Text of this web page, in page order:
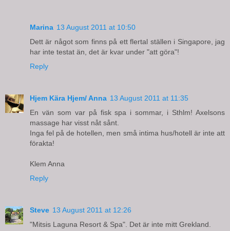
Marina 13 August 2011 at 10:50
Dett är något som finns på ett flertal ställen i Singapore, jag
har inte testat än, det är kvar under "att göra"!
Reply
Hjem Kära Hjem/ Anna 13 August 2011 at 11:35
En vän som var på fisk spa i sommar, i Sthlm! Axelsons
massage har visst nåt sånt.
Inga fel på de hotellen, men små intima hus/hotell är inte att
förakta!
Klem Anna
Reply
Steve 13 August 2011 at 12:26
"Mitsis Laguna Resort & Spa". Det är inte mitt Grekland.